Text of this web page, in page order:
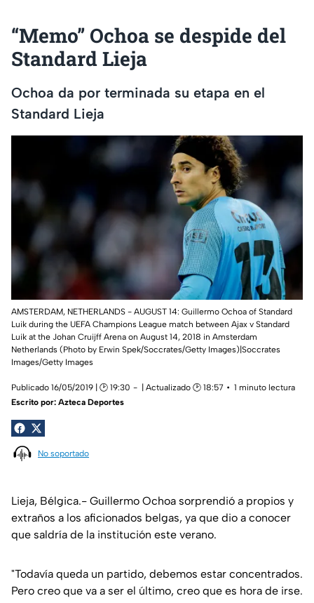
“Memo” Ochoa se despide del
Standard Lieja
Ochoa da por terminada su etapa en el
Standard Lieja
AMSTERDAM, NETHERLANDS - AUGUST 14: Guillermo Ochoa of Standard
Luik during the UEFA Champions League match between Ajax v Standard
Luik at the Johan Cruijff Arena on August 14, 2018 in Amsterdam
Netherlands (Photo by Erwin Spek/Soccrates/Getty Images)|Soccrates
Images/Getty Images
Publicado 16/05/2019 | 🕑 19:30 | Actualizado 🕑 18:57
1 minuto lectura
Escrito por: Azteca Deportes
No soportado
Lieja, Bélgica.- Guillermo Ochoa sorprendió a propios y
extraños a los aficionados belgas, ya que dio a conocer
que saldría de la institución este verano.
"Todavía queda un partido, debemos estar concentrados.
Pero creo que va a ser el último, creo que es hora de irse.